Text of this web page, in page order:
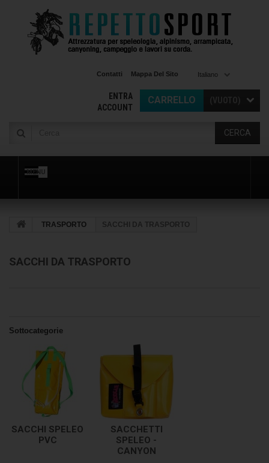
Italiano
Contatti Mappa Del Sito
CARRELLO
ENTRA
ACCOUNT
CERCA
MENU
TRASPORTO SACCHI DA TRASPORTO
SACCHI DA TRASPORTO
Sottocategorie
SACCHI SPELEO
PVC
SACCHETTI
SPELEO -
CANYON